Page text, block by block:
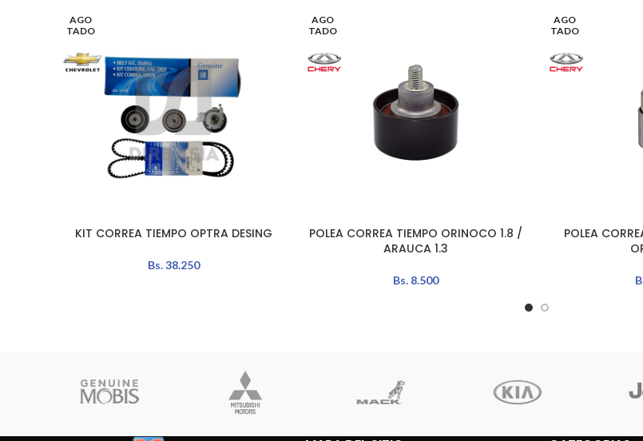
AGO
TADO
LEER MÁS
KIT CORREA TIEMPO OPTRA DESING
Bs.38.250
AGO
TADO
LEER MÁS
POLEA CORREA TIEMPO ORINOCO 1.8 /
ARAUCA 1.3
Bs. 8.500
AGO
TADO
LEER MÁS
POLEA